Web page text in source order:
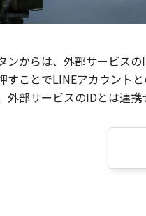
からは、外部サービスの
すことでLINEアカウントと
部サービスのIDとは連携